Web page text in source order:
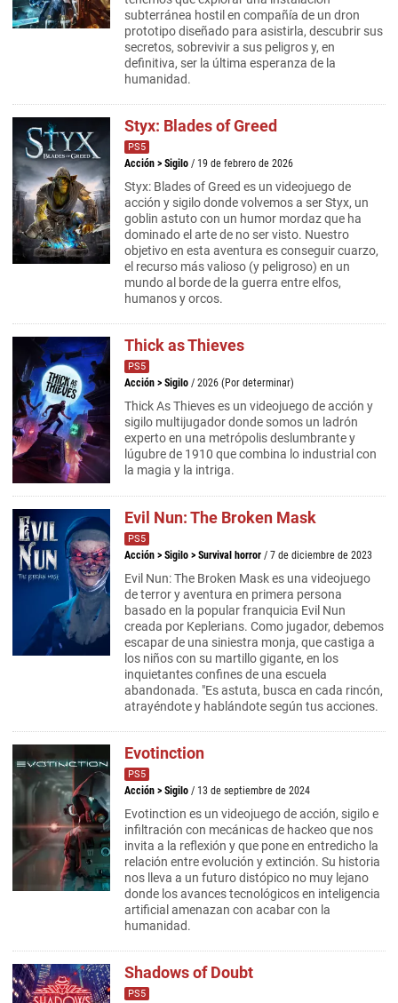
subterránea hostil en compañía de un dron
prototipo diseñado para asistirla, descubrir sus
secretos, sobrevivir a sus peligros y, en
definitiva, ser la última esperanza de la
humanidad.
Styx: Blades of Greed
PS5
Acción > Sigilo / 19 de febrero de 2026
Styx: Blades of Greed es un videojuego de
acción y sigilo donde volvemos a ser Styx, un
goblin astuto con un humor mordaz que ha
dominado el arte de no ser visto. Nuestro
objetivo en esta aventura es conseguir cuarzo,
el recurso más valioso (y peligroso) en un
mundo al borde de la guerra entre elfos,
humanos y orcos.
Thick as Thieves
PS5
Acción > Sigilo / 2026 (Por determinar)
Thick As Thieves es un videojuego de acción y
sigilo multijugador donde somos un ladrón
experto en una metrópolis deslumbrante y
lúgubre de 1910 que combina lo industrial con
la magia y la intriga.
Evil Nun: The Broken Mask
PS5
Acción > Sigilo > Survival horror / 7 de diciembre de 2023
Evil Nun: The Broken Mask es una videojuego
de terror y aventura en primera persona
basado en la popular franquicia Evil Nun
creada por Keplerians. Como jugador, debemos
escapar de una siniestra monja, que castiga a
los niños con su martillo gigante, en los
inquietantes confines de una escuela
abandonada. "Es astuta, busca en cada rincón,
atrayéndote y hablándote según tus acciones.
Evotinction
PS5
Acción > Sigilo / 13 de septiembre de 2024
Evotinction es un videojuego de acción, sigilo e
infiltración con mecánicas de hackeo que nos
invita a la reflexión y que pone en entredicho la
relación entre evolución y extinción. Su historia
nos lleva a un futuro distópico no muy lejano
donde los avances tecnológicos en inteligencia
artificial amenazan con acabar con la
humanidad.
Shadows of Doubt
PS5